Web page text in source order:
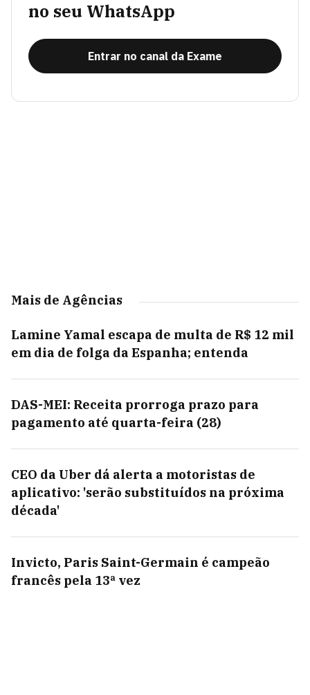
no seu WhatsApp
Entrar no canal da Exame
Mais de Agências
Lamine Yamal escapa de multa de R$ 12 mil
em dia de folga da Espanha; entenda
DAS-MEI: Receita prorroga prazo para
pagamento até quarta-feira (28)
CEO da Uber dá alerta a motoristas de
aplicativo: 'serão substituídos na próxima
década'
Invicto, Paris Saint-Germain é campeão
francês pela 13ª vez